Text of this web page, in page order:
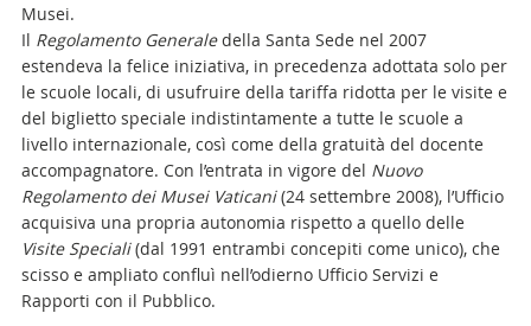
Musei.
Il Regolamento Generaledella Santa Sede nel 2007
estendeva la felice iniziativa, in precedenza adottata solo per
le scuole locali, di usufruire della tariffa ridotta per le visite e
del biglietto speciale indistintamente a tutte le scuole a
livello internazionale, così come della gratuità del docente
accompagnatore. Con l’entrata in vigore del Nuovo
Regolamento dei Musei Vaticani(24 settembre 2008), l’Ufficio
acquisiva una propria autonomia rispetto a quello delle
Visite Speciali(dal 1991 entrambi concepiti come unico), che
scisso e ampliato confluì nell’odierno Ufficio Servizi e
Rapporti con il Pubblico.